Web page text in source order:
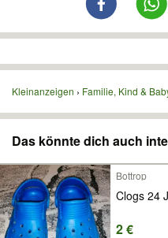
Kleinanzeigen Familie, Kind &
Das könnte dich auch
Bottrop
Clogs 24
2 €